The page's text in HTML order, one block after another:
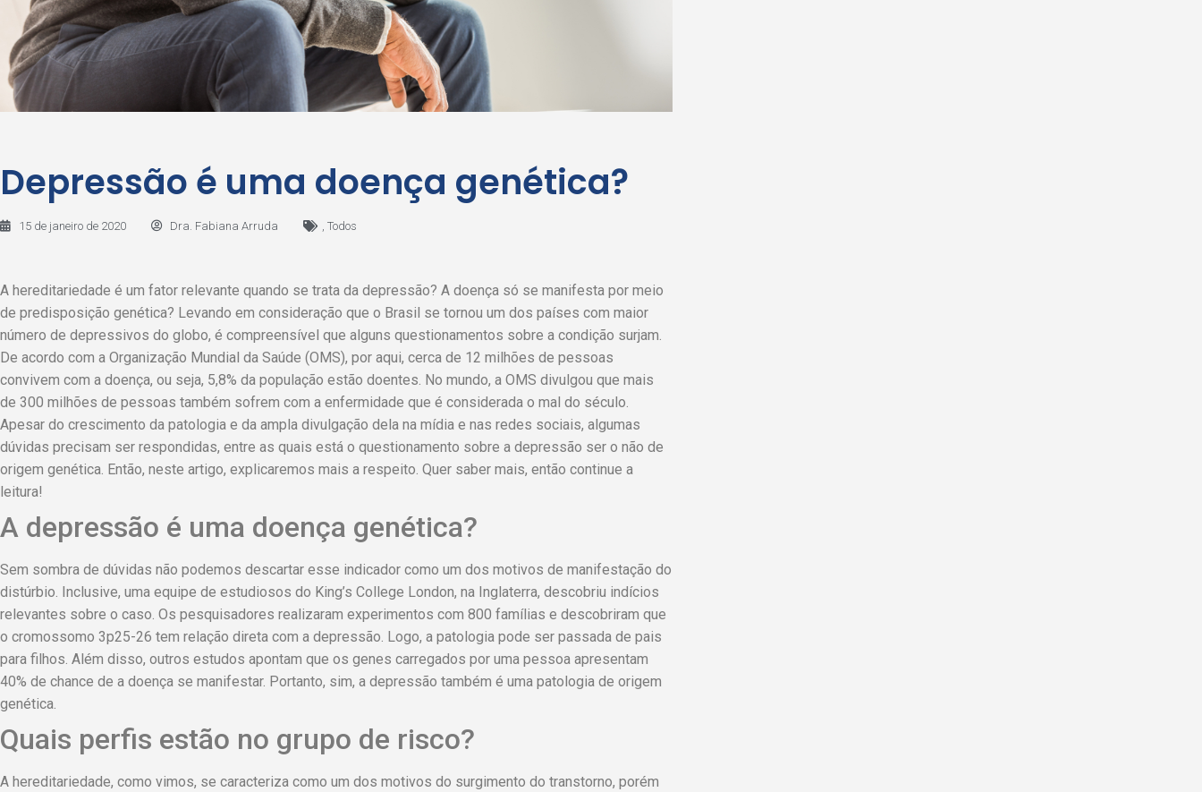
Depressão é uma doença genética?
15 de janeiro de 2020 Dra. Fabiana Arruda , Todos
A hereditariedade é um fator relevante quando se trata da depressão? A doença só se manifesta por meio
de predisposição genética? Levando em consideração que o Brasil se tornou um dos países com maior
número de depressivos do globo, é compreensível que alguns questionamentos sobre a condição surjam.
De acordo com a Organização Mundial da Saúde (OMS), por aqui, cerca de 12 milhões de pessoas
convivem com a doença, ou seja, 5,8% da população estão doentes. No mundo, a OMS divulgou que mais
de 300 milhões de pessoas também sofrem com a enfermidade que é considerada o mal do século.
Apesar do crescimento da patologia e da ampla divulgação dela na mídia e nas redes sociais, algumas
dúvidas precisam ser respondidas, entre as quais está o questionamento sobre a depressão ser o não de
origem genética. Então, neste artigo, explicaremos mais a respeito. Quer saber mais, então continue a
leitura!
A depressão é uma doença genética?
Sem sombra de dúvidas não podemos descartar esse indicador como um dos motivos de manifestação do
distúrbio. Inclusive, uma equipe de estudiosos do King’s College London, na Inglaterra, descobriu indícios
relevantes sobre o caso. Os pesquisadores realizaram experimentos com 800 famílias e descobriram que
o cromossomo 3p25-26 tem relação direta com a depressão. Logo, a patologia pode ser passada de pais
para filhos. Além disso, outros estudos apontam que os genes carregados por uma pessoa apresentam
40% de chance de a doença se manifestar. Portanto, sim, a depressão também é uma patologia de origem
genética.
Quais perfis estão no grupo de risco?
A hereditariedade, como vimos, se caracteriza como um dos motivos do surgimento do transtorno, porém